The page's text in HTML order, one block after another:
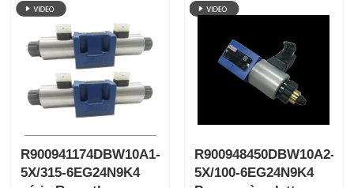
R900941174DBW10A1-
5X/315-6EG24N9K4
R900948450DBW10A2-
5X/100-6EG24N9K4